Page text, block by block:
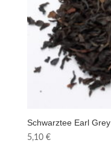
Schwarztee Earl Grey
5,10 €